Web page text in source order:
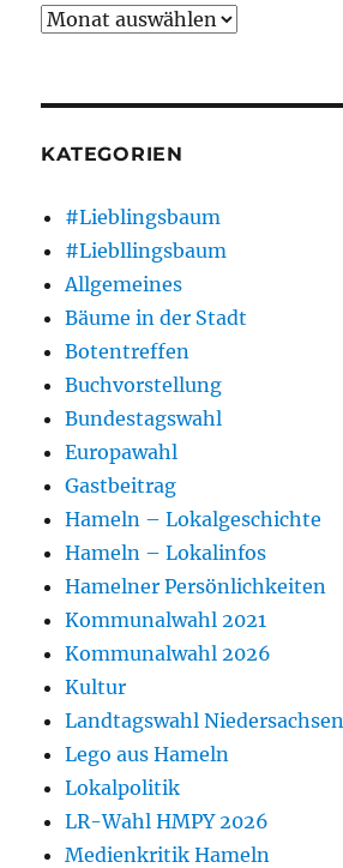
Archiv
KATEGORIEN
#Lieblingsbaum
#Liebllingsbaum
Allgemeines
Bäume in der Stadt
Botentreffen
Buchvorstellung
Bundestagswahl
Europawahl
Gastbeitrag
Hameln – Lokalgeschichte
Hameln – Lokalinfos
Hamelner Persönlichkeiten
Kommunalwahl 2021
Kommunalwahl 2026
Kultur
Landtagswahl Niedersachsen
Lego aus Hameln
Lokalpolitik
LR-Wahl HMPY 2026
Medienkritik Hameln